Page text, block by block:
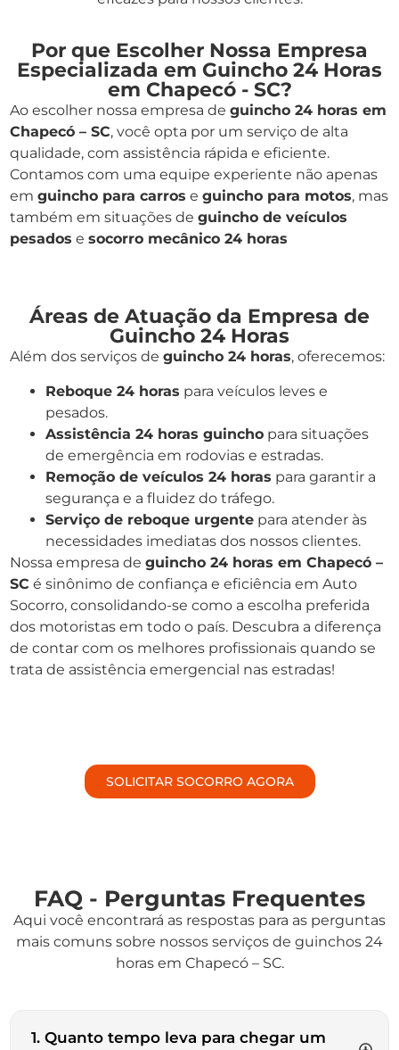
Por que Escolher Nossa Empresa
Especializada em Guincho 24 Horas
em Chapecó - SC?
Ao escolher nossa empresa de guincho 24 horas em
Chapecó – SC, você opta por um serviço de alta
qualidade, com assistência rápida e eficiente.
Contamos com uma equipe experiente não apenas
em guincho para carros e guincho para motos, mas
também em situações de guincho de veículos
pesados e socorro mecânico 24 horas
Áreas de Atuação da Empresa de
Guincho 24 Horas
Além dos serviços de guincho 24 horas, oferecemos:
Reboque 24 horas para veículos leves e
pesados.
Assistência 24 horas guincho para situações
de emergência em rodovias e estradas.
Remoção de veículos 24 horas para garantir a
segurança e a fluidez do tráfego.
Serviço de reboque urgente para atender às
necessidades imediatas dos nossos clientes.
Nossa empresa de guincho 24 horas em Chapecó –
SC é sinônimo de confiança e eficiência em Auto
Socorro, consolidando-se como a escolha preferida
dos motoristas em todo o país. Descubra a diferença
de contar com os melhores profissionais quando se
trata de assistência emergencial nas estradas!
SOLICITAR SOCORRO AGORA
FAQ - Perguntas Frequentes
Aqui você encontrará as respostas para as perguntas
mais comuns sobre nossos serviços de guinchos 24
horas em Chapecó – SC.
1. Quanto tempo leva para chegar um